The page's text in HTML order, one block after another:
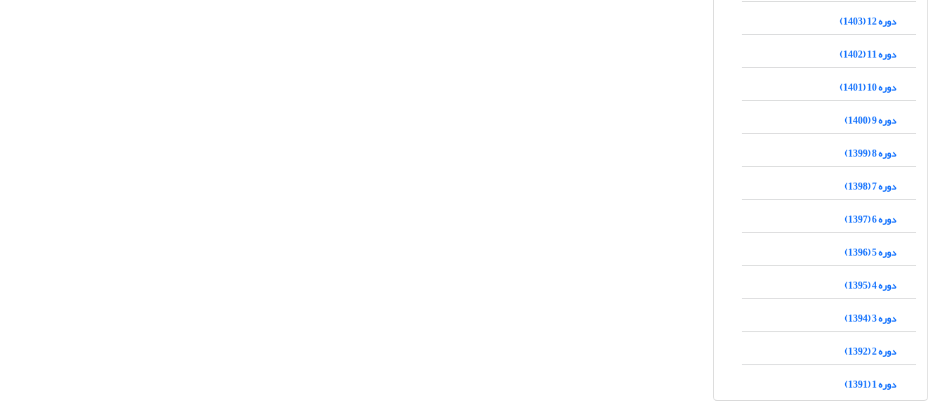
دوره 12 (1403)
دوره 11 (1402)
دوره 10 (1401)
دوره 9 (1400)
دوره 8 (1399)
دوره 7 (1398)
دوره 6 (1397)
دوره 5 (1396)
دوره 4 (1395)
دوره 3 (1394)
دوره 2 (1392)
دوره 1 (1391)